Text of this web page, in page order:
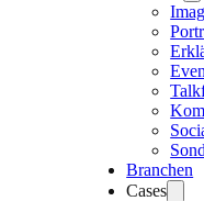
Branchen
Cases